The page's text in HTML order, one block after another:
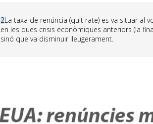
2La taxa de renúncia (quit rate) es va situar al
en les dues crisis econòmiques anteriors (la
sinó que va disminuir lleugerament.